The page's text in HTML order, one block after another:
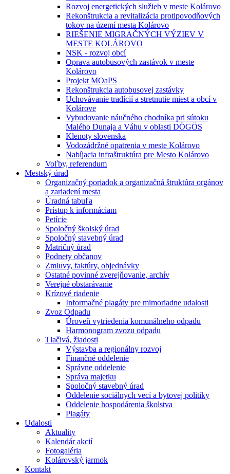
Rozvoj energetických služieb v meste Kolárovo
Rekonštrukcia a revitalizácia protipovodňových
tokov na území mesta Kolárovo
RIEŠENIE MIGRAČNÝCH VÝZIEV V
MESTE KOLÁROVO
NSK - rozvoj obcí
Oprava autobusových zastávok v meste
Kolárovo
Projekt MOaPS
Rekonštrukcia autobusovej zastávky
Uchovávanie tradícií a stretnutie miest a obcí v
Kolárove
Vybudovanie náučného chodníka pri sútoku
Malého Dunaja a Váhu v oblasti DÖGÖS
Klenoty slovenska
Vodozádržné opatrenia v meste Kolárovo
Nabíjacia infraštruktúra pre Mesto Kolárovo
Voľby, referendum
Mestský úrad
Organizačný poriadok a organizačná štruktúra orgánov
a zariadení mesta
Úradná tabuľa
Prístup k informáciam
Petície
Spoločný školský úrad
Spoločný stavebný úrad
Matričný úrad
Podnety občanov
Zmluvy, faktúry, objednávky
Ostatné povinné zverejňovanie, archív
Verejné obstarávanie
Krízové riadenie
Informačné plagáty pre mimoriadne udalosti
Zvoz Odpadu
Úroveň vytriedenia komunálneho odpadu
Harmonogram zvozu odpadu
Tlačivá, žiadosti
Výstavba a regionálny rozvoj
Finančné oddelenie
Správne oddelenie
Správa majetku
Spoločný stavebný úrad
Oddelenie sociálnych vecí a bytovej politiky
Oddelenie hospodárenia školstva
Plagáty
Udalosti
Aktuality
Kalendár akcií
Fotogaléria
Kolárovský jarmok
Kontakt